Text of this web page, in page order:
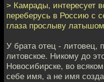
> Камрады, интересует
переберусь в Россию с
глаза прослыву
У брата отец - литовец,
литовское. Никому до
Новосибирске, во
себе имя, а не имя